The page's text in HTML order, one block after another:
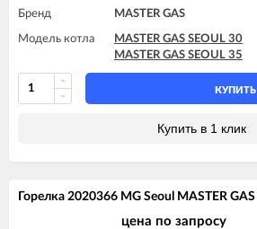
Бренд MASTER GAS
Модель котла
MASTER GAS SEOUL 30
MASTER GAS SEOUL 35
КУПИТЬ
Купить в 1 клик
Горелка 2020366 MG Seoul MASTER GAS
цена по запросу